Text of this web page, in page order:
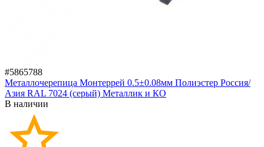
#5865788
Металлочерепица Монтеррей 0.5±0.08мм Полиэстер Россия/
Азия RAL 7024 (серый) Металлик и КО
В наличии